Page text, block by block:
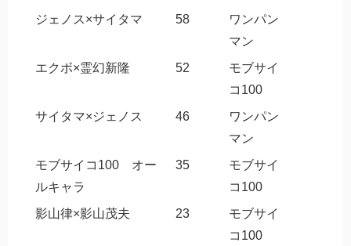
ジェノス×サイタマ
58
ワンパン
マン
エクボ×霊幻新隆
52
モブサイ
コ100
サイタマ×ジェノス
46
ワンパン
マン
モブサイコ100 オー
ルキャラ
35
モブサイ
コ100
影山律×影山茂夫
23
モブサイ
コ100